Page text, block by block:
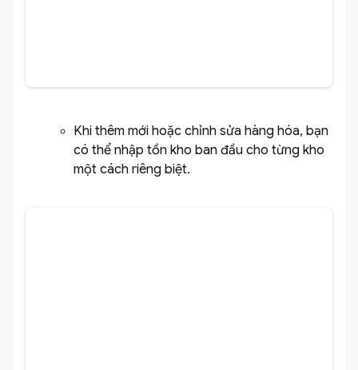
Khi thêm mới hoặc chỉnh sửa hàng hóa, bạn
có thể nhập tồn kho ban đầu cho từng kho
một cách riêng biệt.